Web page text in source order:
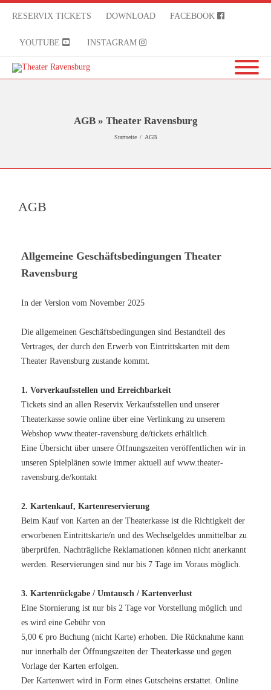
RESERVIX TICKETS DOWNLOAD FACEBOOK
YOUTUBE INSTAGRAM
AGB » Theater Ravensburg
Startseite / AGB
AGB
Allgemeine Geschäftsbedingungen Theater
Ravensburg
In der Version vom November 2025
Die allgemeinen Geschäftsbedingungen sind Bestandteil des
Vertrages, der durch den Erwerb von Eintrittskarten mit dem
Theater Ravensburg zustande kommt.
1. Vorverkaufsstellen und Erreichbarkeit
Tickets sind an allen Reservix Verkaufsstellen und unserer
Theaterkasse sowie online über eine Verlinkung zu unserem
Webshop www.theater-ravensburg.de/tickets erhältlich.
Eine Übersicht über unsere Öffnungszeiten veröffentlichen wir in
unseren Spielplänen sowie immer aktuell auf www.theater-
ravensburg.de/kontakt
2. Kartenkauf, Kartenreservierung
Beim Kauf von Karten an der Theaterkasse ist die Richtigkeit der
erworbenen Eintrittskarte/n und des Wechselgeldes unmittelbar zu
überprüfen. Nachträgliche Reklamationen können nicht anerkannt
werden. Reservierungen sind nur bis 7 Tage im Voraus möglich.
3. Kartenrückgabe / Umtausch / Kartenverlust
Eine Stornierung ist nur bis 2 Tage vor Vorstellung möglich und
es wird eine Gebühr von
5,00 € pro Buchung (nicht Karte) erhoben. Die Rücknahme kann
nur innerhalb der Öffnungszeiten der Theaterkasse und gegen
Vorlage der Karten erfolgen.
Der Kartenwert wird in Form eines Gutscheins erstattet. Online